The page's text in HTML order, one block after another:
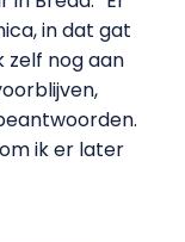
in dat gat
zelf nog aan
ik er later